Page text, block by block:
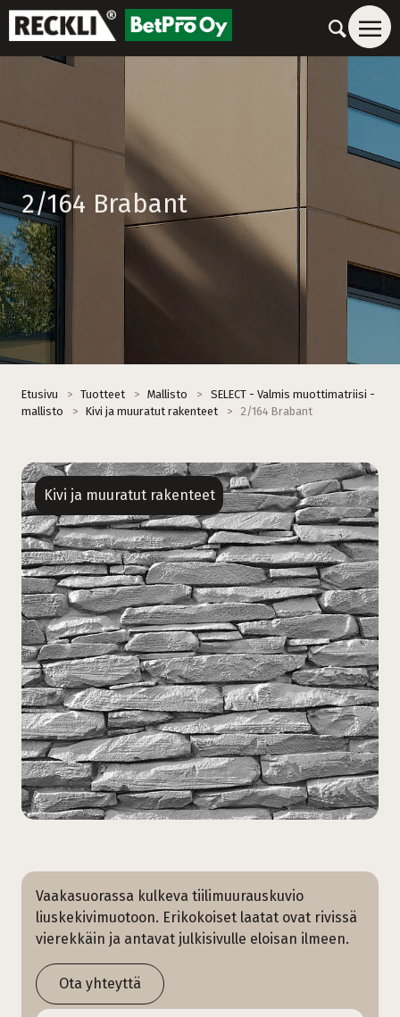
2/164 Brabant
Etusivu > Tuotteet > Mallisto >
SELECT - Valmis muottimatriisi -
mallisto
> Kivi ja muuratut rakenteet > 2/164 Brabant
Kivi ja muuratut rakenteet
Vaakasuorassa kulkeva tiilimuurauskuvio
liuskekivimuotoon. Erikokoiset laatat ovat rivissä
vierekkäin ja antavat julkisivulle eloisan ilmeen.
Ota yhteyttä